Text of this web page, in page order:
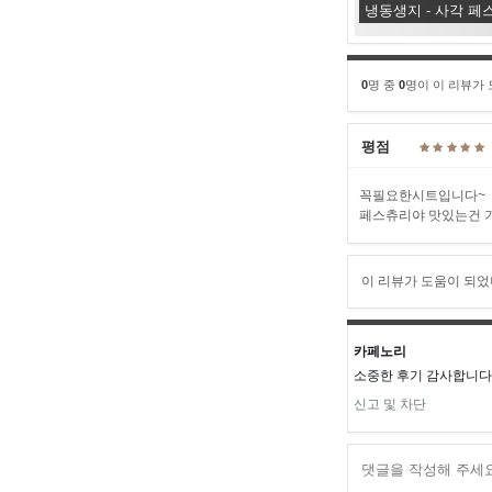
냉동생지 - 사각 페
0명 중 0명이 이 리뷰가
평점
꼭필요한시트입니다~
페스츄리야 맛있는건
이 리뷰가 도움이 되
카페노리
소중한 후기 감사합니
신고 및 차단